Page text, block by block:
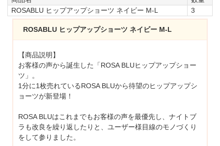
ROSABLU ヒップアップショーツ ネイビー M-L
3
ROSABLU ヒップアップショーツ ネイビー M-L
【商品説明】
お客様の声から誕生した「ROSA BLUヒップアップショー
ツ」。
1分に1枚売れているROSA BLUから待望のヒップアップシ
ョーツが新登場！
ROSA BLUはこれまでもお客様の声を最優先し、ナイトブ
ラも改良を繰り返したりと、ユーザー様目線のモノづくり
をして参りました。